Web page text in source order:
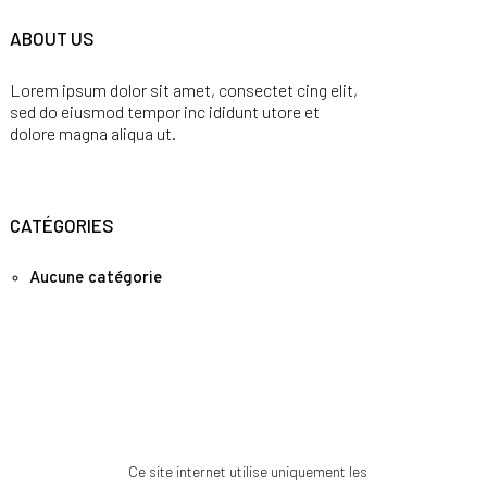
Ce site internet utilise uniquement les
ABOUT US
Lorem ipsum dolor sit amet, consectet cing elit,
sed do eiusmod tempor inc ididunt utore et
dolore magna aliqua ut.
CATÉGORIES
Aucune catégorie